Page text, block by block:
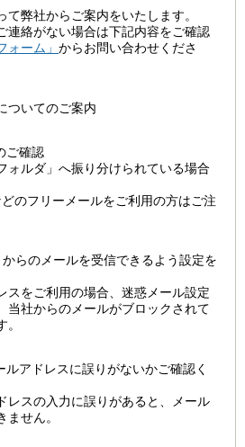
て弊社からご案内をいたします。
連絡がない場合は下記内容をご確認
ォーム」 からお問い合わせくださ
ついてのご案内
ご確認
ォルダ」へ振り分けられている場合
のフリーメールをご利用の方はご注
からのメールを受信できるよう設定を
スをご利用の場合、迷惑メール設定
当社からのメールがブロックされて
アドレスに誤りがないかご確認く
レスの入力に誤りがあると、メール
せん。